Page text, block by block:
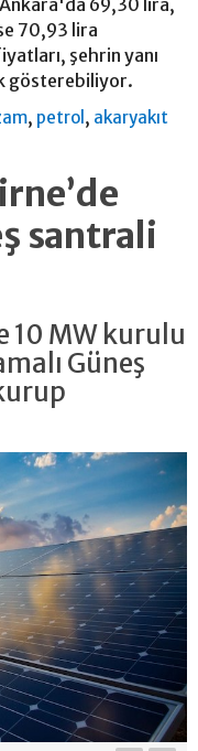
70,93 lira
şehrin yanı
gösterebiliyor.
, petrol , akaryakıt
santrali
10 MW kurulu
Güneş